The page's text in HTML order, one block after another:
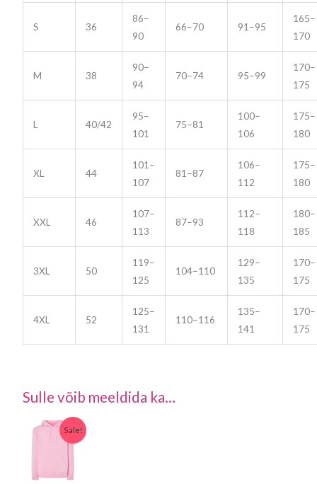
S 36
86–
90
66–70 91–95
165–
170
M 38
90–
94
70–74 95–99
170–
175
L 40/42
95–
101
75–81
100–
106
175–
180
XL 44
101–
107
81–87
106–
112
175–
180
XXL 46
107–
113
87–93
112–
118
180–
185
3XL 50
119–
125
104–110
129–
135
170–
175
4XL 52
125–
131
110–116
135–
141
170–
175
Sulle võib meeldida ka…
Sale!
Algne
hind
€69.00.
Praegune
hind